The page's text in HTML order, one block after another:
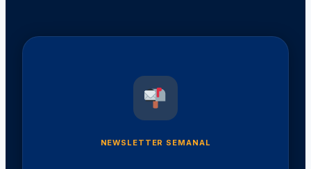
NEWSLETTER SEMANAL